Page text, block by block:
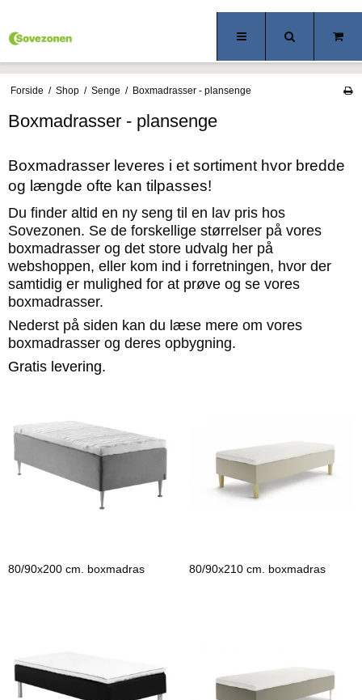
Forside / Shop / Senge / Boxmadrasser - plansenge
Boxmadrasser - plansenge
Boxmadrasser leveres i et sortiment hvor bredde
og længde ofte kan tilpasses!
Du finder altid en ny seng til en lav pris hos
Sovezonen. Se de forskellige størrelser på vores
boxmadrasser og det store udvalg her på
webshoppen, eller kom ind i forretningen, hvor der
samtidig er mulighed for at prøve og se vores
boxmadrasser.
Nederst på siden kan du læse mere om vores
boxmadrasser og deres opbygning.
Gratis levering.
80/90x200 cm. boxmadras 80/90x210 cm. boxmadras